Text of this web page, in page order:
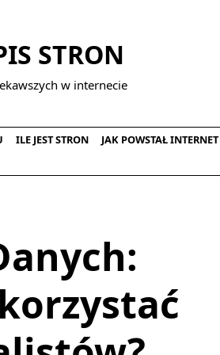
STRON
w internecie
ILE JEST STRON
JAK POWSTAŁ INTERNET